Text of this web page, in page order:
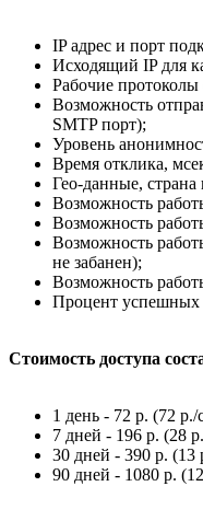
IP адрес и порт
Исходящий IP для
Рабочие
Возможность
SMTP порт);
Уровень
Время отклика,
Гео-данные, страна
Возможность
Возможность
Возможность
не забанен);
Возможность
Процент успешных
Стоимость доступа
1 день - 72 р. (72 р./
7 дней - 196 р. (28
30 дней - 390 р. (13
90 дней - 1080 р.